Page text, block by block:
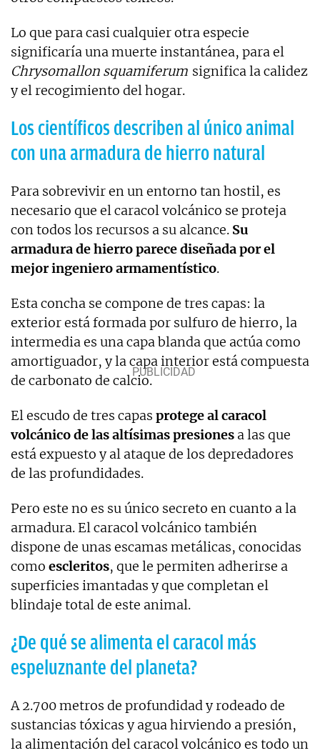
Lo que para casi cualquier otra especie
significaría una muerte instantánea, para el
Chrysomallon squamiferum significa la calidez
y el recogimiento del hogar.
Los científicos describen al único animal
con una armadura de hierro natural
Para sobrevivir en un entorno tan hostil, es
necesario que el caracol volcánico se proteja
con todos los recursos a su alcance. Su
armadura de hierro parece diseñada por el
mejor ingeniero armamentístico.
Esta concha se compone de tres capas: la
exterior está formada por sulfuro de hierro, la
intermedia es una capa blanda que actúa como
amortiguador, y la capa interior está compuesta
de carbonato de calcio.
El escudo de tres capas protege al caracol
volcánico de las altísimas presiones a las que
está expuesto y al ataque de los depredadores
de las profundidades.
Pero este no es su único secreto en cuanto a la
armadura. El caracol volcánico también
dispone de unas escamas metálicas, conocidas
como escleritos, que le permiten adherirse a
superficies imantadas y que completan el
blindaje total de este animal.
¿De qué se alimenta el caracol más
espeluznante del planeta?
A 2.700 metros de profundidad y rodeado de
sustancias tóxicas y agua hirviendo a presión,
la alimentación del caracol volcánico es todo un